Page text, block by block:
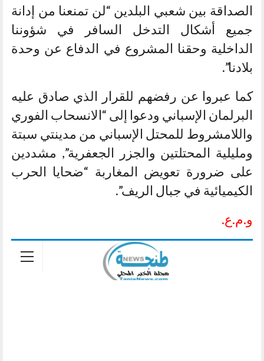
الصداقة بين شعبي البلدين “لن تمنعنا من إدانة
جميع أشكال التدخل السافر في شؤوننا
الداخلية وحقنا المشروع في الدفاع عن وحدة
بلادنا”.
كما عبروا عن رفضهم للقرار الذي صادق عليه
البرلمان الإسباني ودعوا إلى “الانسحاب الفوري
واللامشروط للمحتل الإسباني من مدينتي سبتة
ومليلية المحتلتين والجزر الجعفرية”, مشددين
على ضرورة تعويض المغاربة “ضحايا الحرب
الكيميائية في جبال الريف”.
و.م.ع.